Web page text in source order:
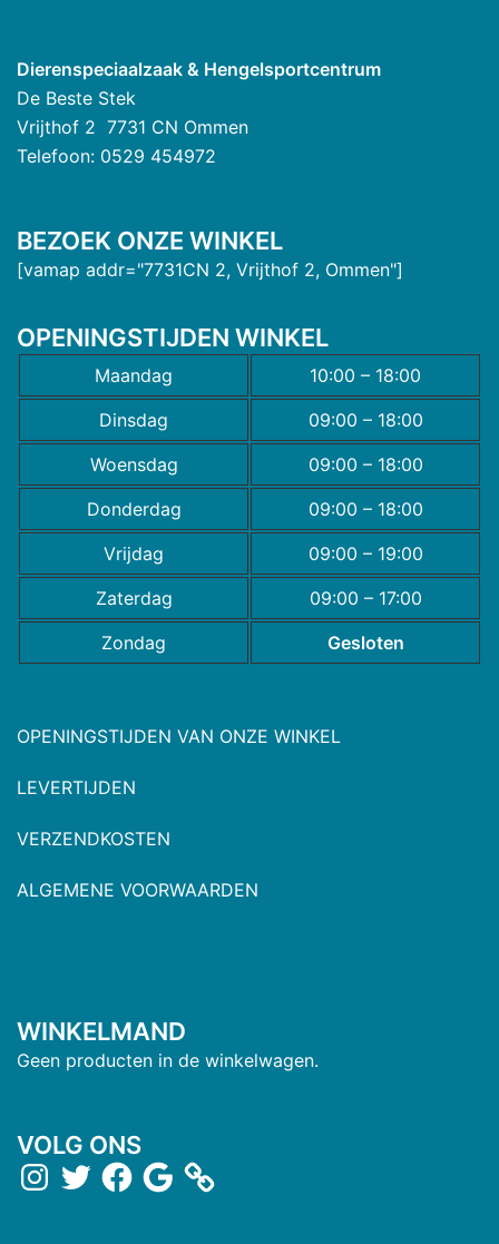
Dierenspeciaalzaak & Hengelsportcentrum
De Beste Stek
Vrijthof 2 7731 CN Ommen
Telefoon: 0529 454972
BEZOEK ONZE WINKEL
[vamap addr="7731CN 2, Vrijthof 2, Ommen"]
OPENINGSTIJDEN WINKEL
Maandag
10:00 – 18:00
Dinsdag
09:00 – 18:00
Woensdag
09:00 – 18:00
Donderdag
09:00 – 18:00
Vrijdag
09:00 – 19:00
Zaterdag
09:00 – 17:00
Zondag
Gesloten
OPENINGSTIJDEN VAN ONZE WINKEL
LEVERTIJDEN
VERZENDKOSTEN
ALGEMENE VOORWAARDEN
WINKELMAND
Geen producten in de winkelwagen.
VOLG ONS